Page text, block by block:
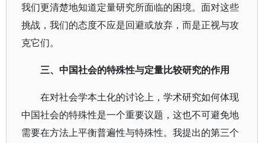
我们更清楚地知道定量研究所面临的困境。面对这些
挑战，我们的态度不应是回避或放弃，而是正视与攻
克它们。
三、中国社会的特殊性与定量比较研究的作用
在对社会学本土化的讨论上，学术研究如何体现
中国社会的特殊性是一个重要议题，这也不可避免地
需要在方法上平衡普遍性与特殊性。我提出的第三个